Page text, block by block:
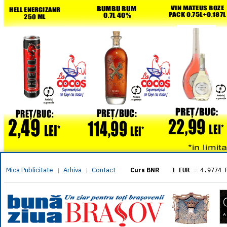
Mica Publicitate | Arhiva | Contact Curs BNR 1 EUR = 4.9774
= 5.8304
1 XAU= 464.4611
1 AED= 1.1933
1 AUD= 2.7957
1 BGN= 2.5449